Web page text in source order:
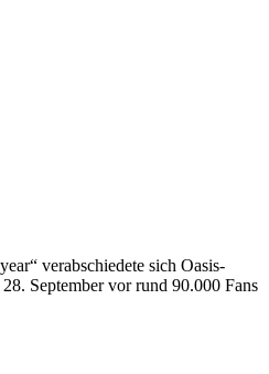
verabschiedete sich Oasis-
September vor rund 90.000 Fans